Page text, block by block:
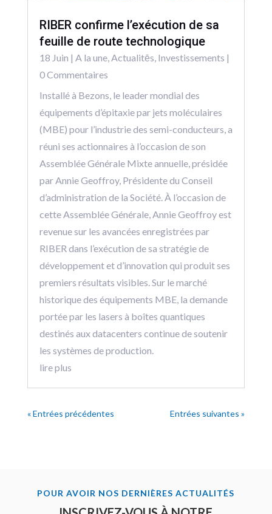
RIBER confirme l’exécution de sa
feuille de route technologique
18 Juin | A la une,Actualitēs, Investissements |
0 Commentaires
Installé à Bezons, le leader mondial des
équipements d’épitaxie par jets moléculaires
(MBE) pour l’industrie des semi-conducteurs, a
réuni ses actionnaires à l’occasion de son
Assemblée Générale Mixte annuelle, présidée
par Annie Geoffroy, Présidente du Conseil
d’administration de la Société. À l’occasion de
cette Assemblée Générale, Annie Geoffroy est
revenue sur les avancées enregistrées par
RIBER dans l’exécution de sa stratégie de
développement et d’innovation qui produit ses
premiers résultats visibles. Sur le marché
historique des équipements MBE, la demande
portée par les lasers à boîtes quantiques
destinés aux datacenters continue de soutenir
les systèmes de production.
lire plus
« Entrées précédentes Entrées suivantes »
POUR AVOIR NOS DERNIÈRES ACTUALITÉS